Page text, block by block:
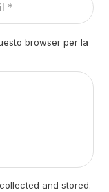
browser per la
and stored.